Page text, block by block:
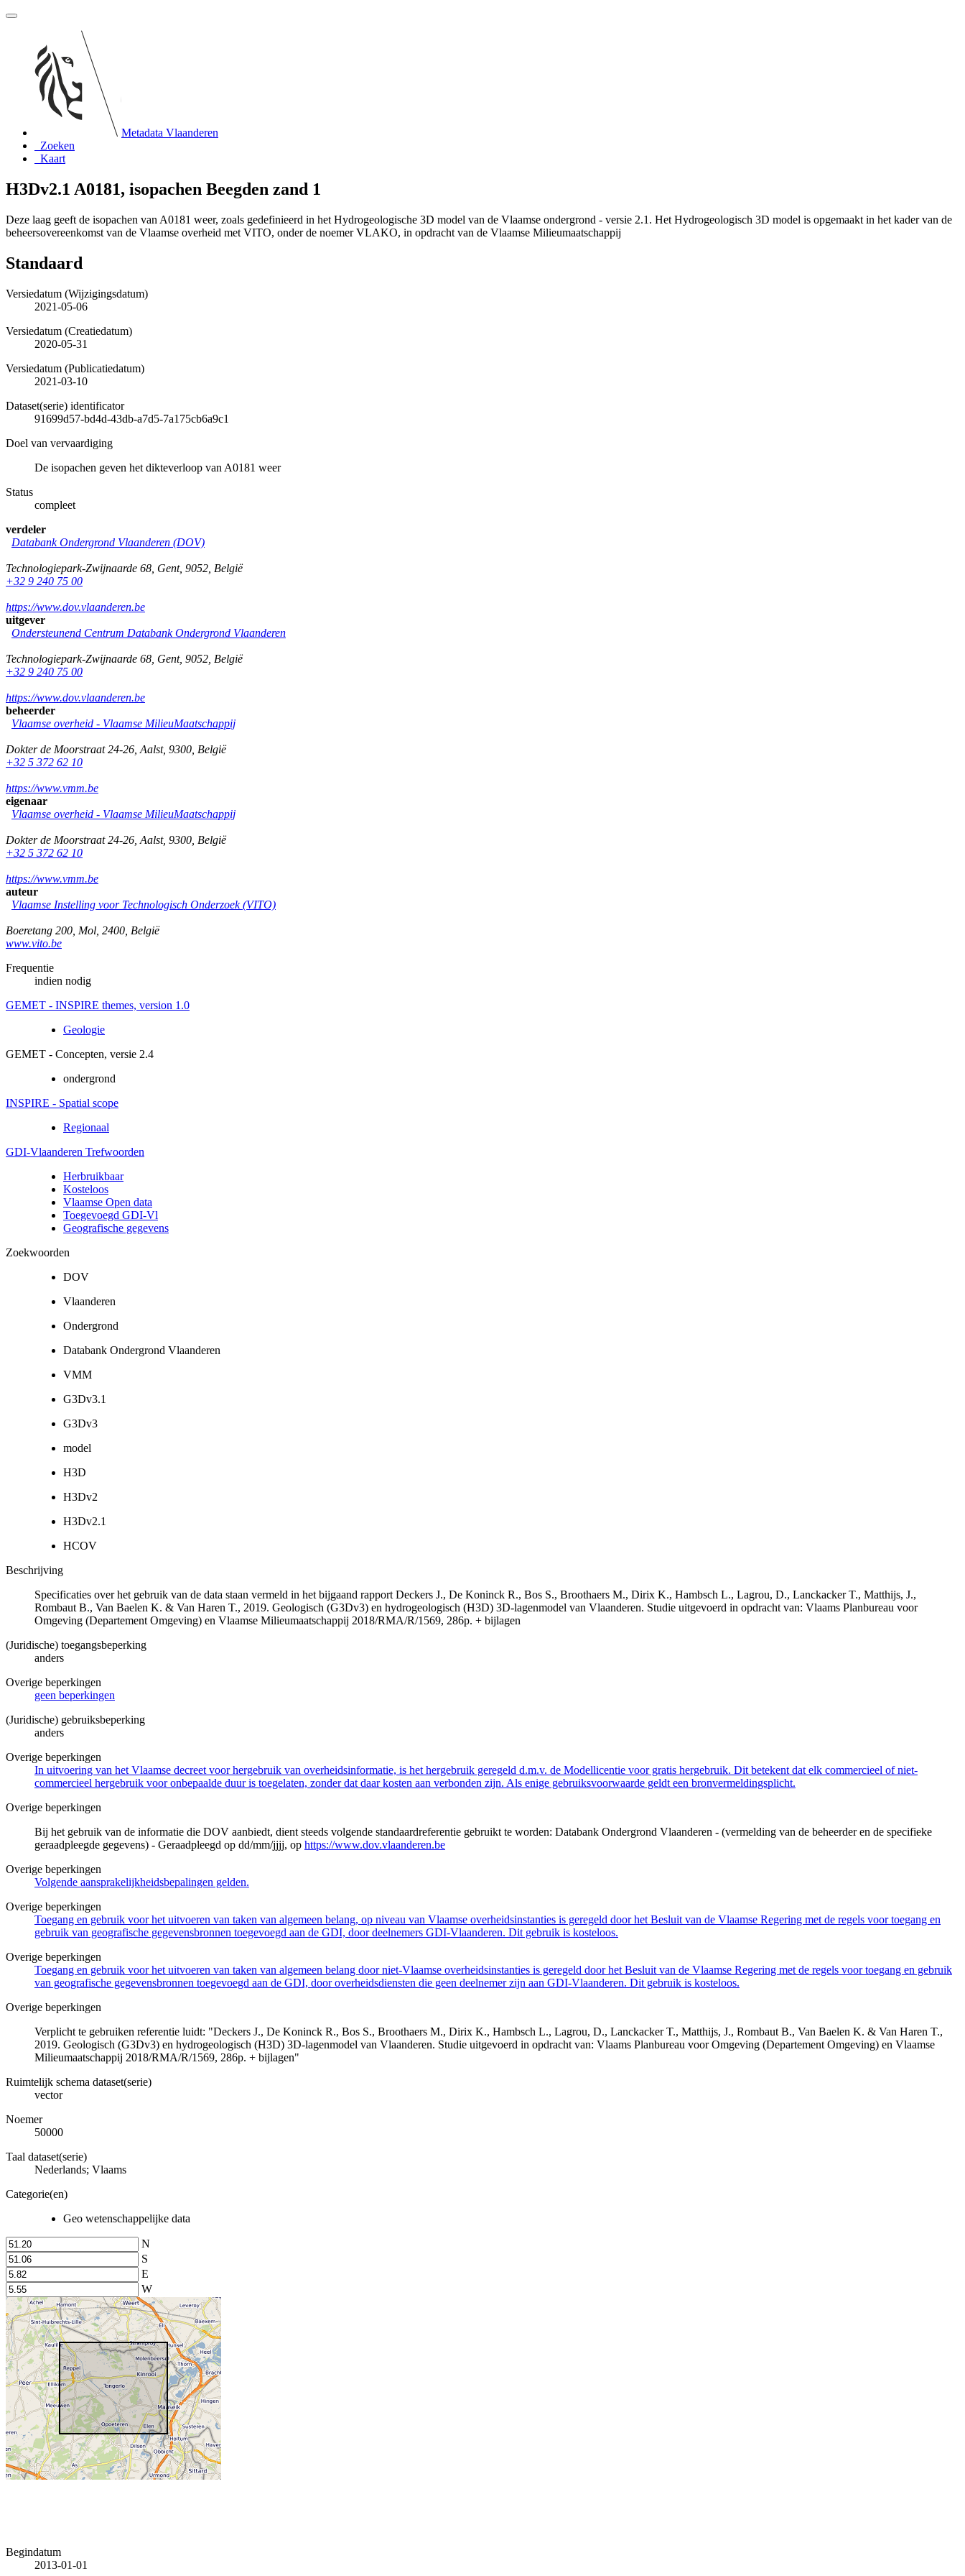
Metadata Vlaanderen
Zoeken
Kaart
H3Dv2.1 A0181, isopachen Beegden zand 1
Deze laag geeft de isopachen van A0181 weer, zoals gedefinieerd in het Hydrogeologische 3D model van de Vlaamse ondergrond - versie 2.1. Het Hydrogeologisch 3D model is opgemaakt in het kader van de
beheersovereenkomst van de Vlaamse overheid met VITO, onder de noemer VLAKO, in opdracht van de Vlaamse Milieumaatschappij
Standaard
Versiedatum (Wijzigingsdatum)
2021-05-06
Versiedatum (Creatiedatum)
2020-05-31
Versiedatum (Publicatiedatum)
2021-03-10
Dataset(serie) identificator
91699d57-bd4d-43db-a7d5-7a175cb6a9c1
Doel van vervaardiging
De isopachen geven het dikteverloop van A0181 weer
Status
compleet
verdeler
Databank Ondergrond Vlaanderen (DOV)
Technologiepark-Zwijnaarde 68 Gent, 9052 België
+32 9 240 75 00
https://www.dov.vlaanderen.be
uitgever
Ondersteunend Centrum Databank Ondergrond Vlaanderen
Technologiepark-Zwijnaarde 68 Gent, 9052 België
+32 9 240 75 00
https://www.dov.vlaanderen.be
beheerder
Vlaamse overheid - Vlaamse MilieuMaatschappij
Dokter de Moorstraat 24-26 Aalst, 9300 België
+32 5 372 62 10
https://www.vmm.be
eigenaar
Vlaamse overheid - Vlaamse MilieuMaatschappij
Dokter de Moorstraat 24-26 Aalst, 9300 België
+32 5 372 62 10
https://www.vmm.be
auteur
Vlaamse Instelling voor Technologisch Onderzoek (VITO)
Boeretang 200 Mol 2400 België
www.vito.be
Frequentie
indien nodig
GEMET - INSPIRE themes, version 1.0
Geologie
GEMET - Concepten, versie 2.4
ondergrond
INSPIRE - Spatial scope
Regionaal
GDI-Vlaanderen Trefwoorden
Herbruikbaar
Kosteloos
Vlaamse Open data
Toegevoegd GDI-Vl
Geografische gegevens
Zoekwoorden
DOV
Vlaanderen
Ondergrond
Databank Ondergrond Vlaanderen
VMM
G3Dv3.1
G3Dv3
model
H3D
H3Dv2
H3Dv2.1
HCOV
Beschrijving
Specificaties over het gebruik van de data staan vermeld in het bijgaand rapport Deckers J., De Koninck R., Bos S., Broothaers M., Dirix K., Hambsch L., Lagrou, D., Lanckacker T., Matthijs, J.,
Rombaut B., Van Baelen K. & Van Haren T., 2019. Geologisch (G3Dv3) en hydrogeologisch (H3D) 3D-lagenmodel van Vlaanderen. Studie uitgevoerd in opdracht van: Vlaams Planbureau voor
Omgeving (Departement Omgeving) en Vlaamse Milieumaatschappij 2018/RMA/R/1569, 286p. + bijlagen
(Juridische) toegangsbeperking
anders
Overige beperkingen
geen beperkingen
(Juridische) gebruiksbeperking
anders
Overige beperkingen
In uitvoering van het Vlaamse decreet voor hergebruik van overheidsinformatie, is het hergebruik geregeld d.m.v. de Modellicentie voor gratis hergebruik. Dit betekent dat elk commercieel of niet-
commercieel hergebruik voor onbepaalde duur is toegelaten, zonder dat daar kosten aan verbonden zijn. Als enige gebruiksvoorwaarde geldt een bronvermeldingsplicht.
Overige beperkingen
Bij het gebruik van de informatie die DOV aanbiedt, dient steeds volgende standaardreferentie gebruikt te worden: Databank Ondergrond Vlaanderen - (vermelding van de beheerder en de specifieke
geraadpleegde gegevens) - Geraadpleegd op dd/mm/jjjj, op https://www.dov.vlaanderen.be
Overige beperkingen
Volgende aansprakelijkheidsbepalingen gelden.
Overige beperkingen
Toegang en gebruik voor het uitvoeren van taken van algemeen belang, op niveau van Vlaamse overheidsinstanties is geregeld door het Besluit van de Vlaamse Regering met de regels voor toegang en
gebruik van geografische gegevensbronnen toegevoegd aan de GDI, door deelnemers GDI-Vlaanderen. Dit gebruik is kosteloos.
Overige beperkingen
Toegang en gebruik voor het uitvoeren van taken van algemeen belang door niet-Vlaamse overheidsinstanties is geregeld door het Besluit van de Vlaamse Regering met de regels voor toegang en gebruik
van geografische gegevensbronnen toegevoegd aan de GDI, door overheidsdiensten die geen deelnemer zijn aan GDI-Vlaanderen. Dit gebruik is kosteloos.
Overige beperkingen
Verplicht te gebruiken referentie luidt: "Deckers J., De Koninck R., Bos S., Broothaers M., Dirix K., Hambsch L., Lagrou, D., Lanckacker T., Matthijs, J., Rombaut B., Van Baelen K. & Van Haren T.,
2019. Geologisch (G3Dv3) en hydrogeologisch (H3D) 3D-lagenmodel van Vlaanderen. Studie uitgevoerd in opdracht van: Vlaams Planbureau voor Omgeving (Departement Omgeving) en Vlaamse
Milieumaatschappij 2018/RMA/R/1569, 286p. + bijlagen"
Ruimtelijk schema dataset(serie)
vector
Noemer
50000
Taal dataset(serie)
Nederlands; Vlaams
Categorie(en)
Geo wetenschappelijke data
N
S
E
W
Begindatum
2013-01-01